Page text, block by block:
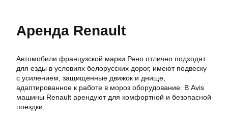
Аренда Renault
Автомобили французской марки Рено отлично подходят
для езды в условиях белорусских дорог, имеют подвеску
с усилением, защищенные движок и днище,
адаптированное к работе в мороз оборудование. В Avis
машины Renault арендуют для комфортной и безопасной
поездки.